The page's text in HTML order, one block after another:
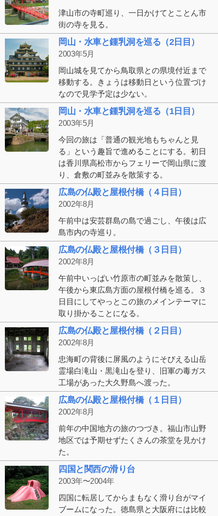
津山市の寺町巡り、一日かけてとことん市
街の寺を見る。
岡山・水車と鍾乳洞を巡る（2日目）
2003年5月
岡山城を見てから鳥取県との県境付近まで
移動する。きょうは移動日という位置づけ
なので見学予定は少ない。
岡山・水車と鍾乳洞を巡る（1日目）
2003年5月
今回の旅は「普通の観光地もちゃんと見
る」という趣旨で進めることにする。初日
は香川県高松市からフェリーで岡山県に渡
り、倉敷の町並みを散策する。
広島の仏殿と屋根付橋（４日目）
2002年8月
午前中は安芸群島の島で過ごし、午後は広
島市内の寺巡り。
広島の仏殿と屋根付橋（３日目）
2002年8月
午前中いっぱい竹原市の町並みを散策し、
午後から東広島方面の屋根付橋を巡る。３
日目にしてやっとこの旅のメインテーマに
取り掛かることになる。
広島の仏殿と屋根付橋（２日目）
2002年8月
忠海町の背後に屏風のようにそびえる山岳
霊場白滝山・黒滝山を登り、旧軍の毒ガス
工場があった大久野島へ渡った。
広島の仏殿と屋根付橋（１日目）
2002年8月
前年の中国地方の旅のつづき。福山市山野
地区では予期せずたくさんの茶堂を見かけ
た。
四国と関西の滑り台
2003年〜2004年
四国に転居してからまもなく滑り台がマイ
ブームになった。徳島県と大阪府には比較